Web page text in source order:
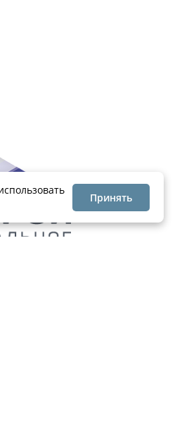
Принять